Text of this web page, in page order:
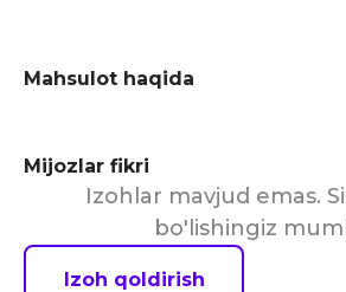
Mahsulot haqida
Mijozlar fikri
Izohlar mavjud emas.
bo'lishingiz
Izoh qoldirish